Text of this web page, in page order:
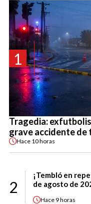
1
Tragedia:
grave accidente de
Hace 10 horas
2
¡Tembló en
de agosto de
Hace 9 horas